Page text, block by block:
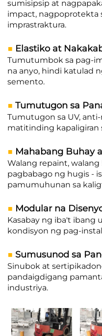
sumisipsip at
impact, nagpoprotekta
imprastraktura.
■ Elastiko at
Tumutumbok sa pag-
na anyo, hindi katulad
semento.
■ Tumutugon sa
Tumutugon sa UV,
matitinding kapaligiran
■ Mahabang Buhay
Walang repaint, walang
pagbabago ng hugis -
pamumuhunan sa
■ Modular na
Kasabay ng iba't ibang
kondisyon ng pag-
■ Sumusunod sa
Sinubok at
pandaigdigang
industriya.